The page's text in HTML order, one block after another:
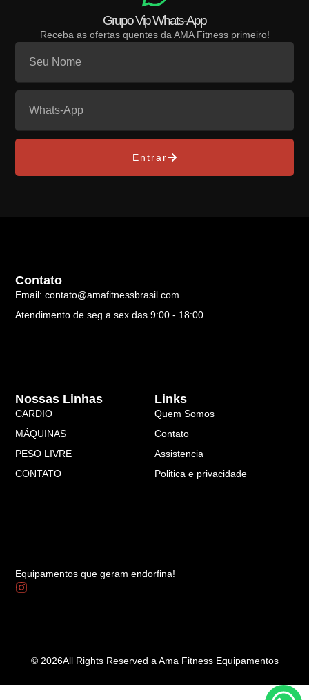
Grupo Vip Whats-App
Receba as ofertas quentes da AMA Fitness primeiro!
Entrar
Equipamentos que geram endorfina!
Links
Quem Somos
Contato
Assistencia
Politica e privacidade
Nossas Linhas
CARDIO
MÁQUINAS
PESO LIVRE
CONTATO
Contato
Email: contato@amafitnessbrasil.com
Atendimento de seg a sex das 9:00 - 18:00
© 2026All Rights Reserved a Ama Fitness Equipamentos